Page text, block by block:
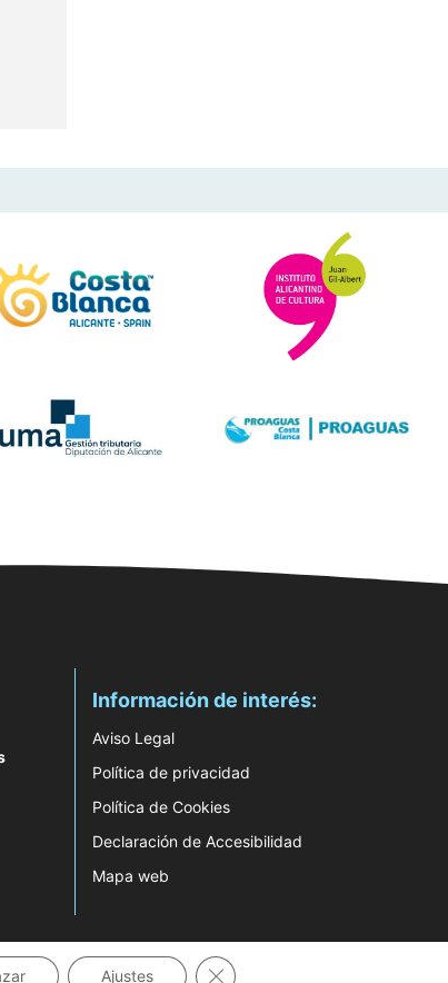
Información de interés:
Aviso Legal
Política de privacidad
Política de Cookies
Declaración de Accesibilidad
Mapa web
Ajustes Cerrar el banner de cookies